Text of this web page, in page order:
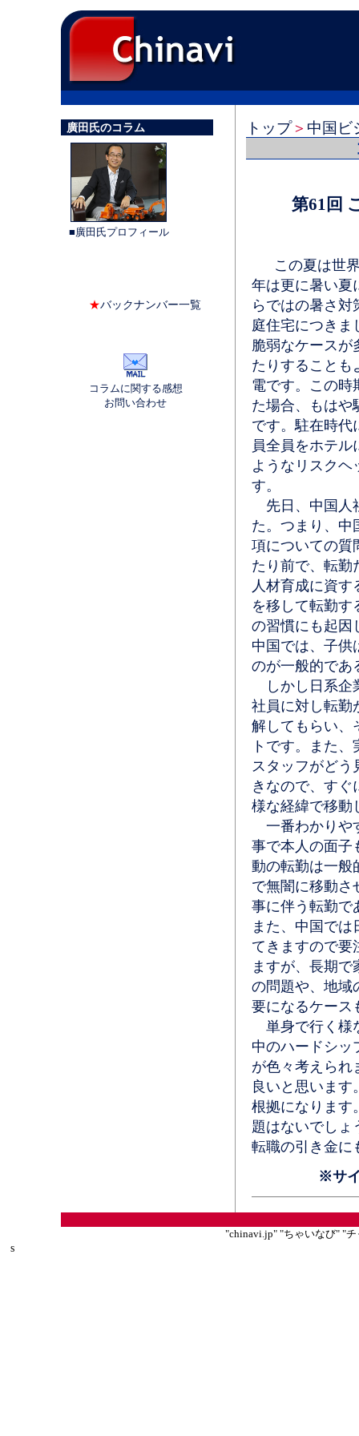
廣田氏のコラム
■廣田氏プロフィール
★バックナンバー一覧
コラムに関する感想
お問い合わせ
トップ＞ 中国ビ
第61回
この夏は世界
年は更に暑い夏
らではの暑さ
庭住宅につきま
脆弱なケースが
たりすることも
電です。この時
た場合、もはや
です。駐在時代
員全員をホテ
ようなリスクヘ
す。
先日、中国人
た。つまり、中
項についての質
たり前で、転勤
人材育成に資
を移して転勤す
の習慣にも起因
中国では、子供
のが一般的であ
しかし日系企
社員に対し転勤
解してもらい、
トです。また
スタッフがど
きなので、す
様な経緯で移動
一番わかりや
事で本人の面子
動の転勤は一般
で無闇に移動さ
事に伴う転勤で
また、中国で
てきますので要
ますが、長期
の問題や、地域
要になるケース
単身で行く様
中のハードシッ
が色々考えられ
良いと思いま
根拠になります
題はないでしょ
転職の引き金に
※サ
"chinavi.jp" "ちゃいなび" "
s